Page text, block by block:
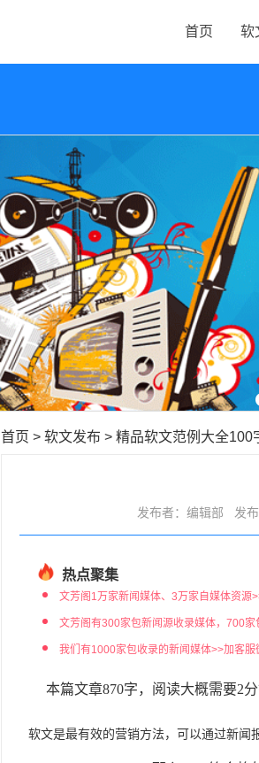
软
首页
首页 > 软文发布 > 精品软文范例大全100
发布者：编辑部 发
热点聚集
文芳阁1万家新闻媒体、3万家自媒体资源
文芳阁有300家包新闻源收录媒体，700
我们有1000家包收录的新闻媒体>>加客
本篇文章870字，阅读大概需要2
软文是最有效的营销方法，可以通过新闻